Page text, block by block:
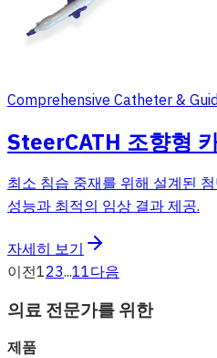
Comprehensive Catheter &
SteerCATH 조향형
최소 침습 중재를 위해 설계된
성능과 최적의 임상 결과 제공.
자세히 보기
이전123...11다음
의료 전문가를 위한
제품